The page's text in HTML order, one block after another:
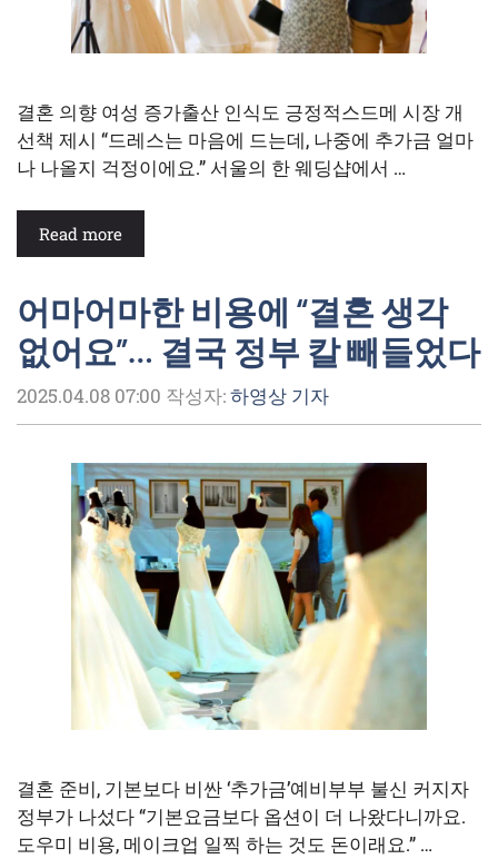
결혼 의향 여성 증가출산 인식도 긍정적스드메 시장 개
선책 제시 “드레스는 마음에 드는데, 나중에 추가금 얼마
나 나올지 걱정이에요.” 서울의 한 웨딩샵에서 …
Read more
어마어마한 비용에 “결혼 생각
없어요”… 결국 정부 칼 빼들었다
2025.04.08 07:00 작성자:하영상 기자
결혼 준비, 기본보다 비싼 ‘추가금’예비부부 불신 커지자
정부가 나섰다 “기본요금보다 옵션이 더 나왔다니까요.
도우미 비용, 메이크업 일찍 하는 것도 돈이래요.” …